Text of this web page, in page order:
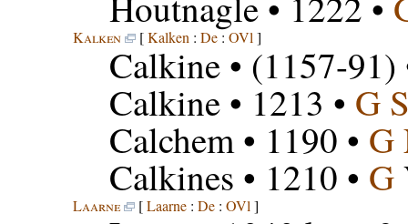
Kalken [Kalken : De: OVl ]
Calkine• (1157-91)
Calkine• 1213 • G
Calchem• 1190 • G
Calkines • 1210 • G
Laarne [Laarne: De: OVl ]